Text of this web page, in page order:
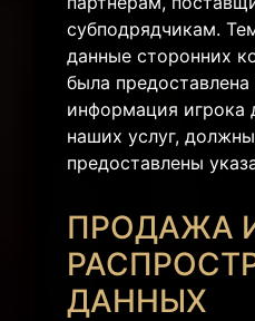
субподрядчикам.
данные сторонних
была предоставлена
информация игрока
наших услуг,
предоставлены
ПРОДАЖА
ДАННЫХ